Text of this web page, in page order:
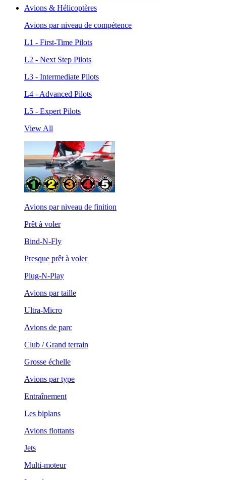
Avions & Hélicoptères
Avions par niveau de compétence
L1 - First-Time Pilots
L2 - Next Step Pilots
L3 - Intermediate Pilots
L4 - Advanced Pilots
L5 - Expert Pilots
View All
Avions par niveau de finition
Prêt à voler
Bind-N-Fly
Presque prêt à voler
Plug-N-Play
Avions par taille
Ultra-Micro
Avions de parc
Club / Grand terrain
Grosse échelle
Avions par type
Entraînement
Les biplans
Avions flottants
Jets
Multi-moteur